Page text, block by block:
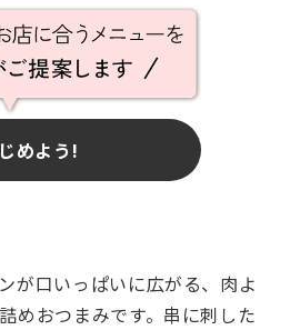
めよう!
が口いっぱいに広がる、肉よ
めおつまみです。串に刺した